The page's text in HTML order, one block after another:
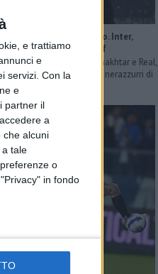
e trattiamo
e
servizi. Con la
e
partner il
a
che alcuni
tale
o
in fondo
Milan ko anche col Porto. Inter,
contro lo Sheriff
le vittorie contro Shakhtar e Real,
Sheriff si arrendono ai nerazzurri di
per il Mila...